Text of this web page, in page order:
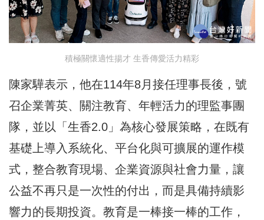
積極關懷適性揚才 生香傳愛活力精彩
陳家驊表示，他在114年8月接任理事長後，號
召企業菁英、關注教育、年輕活力的理監事團
隊，並以「生香2.0」為核心發展策略，在既有
基礎上導入系統化、平台化與可擴展的運作模
式，整合教育現場、企業資源與社會力量，讓
公益不再只是一次性的付出，而是具備持續影
響力的長期投資。教育是一棒接一棒的工作，